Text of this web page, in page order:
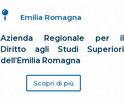
Emilia Romagna

Azienda Regionale per il
Diritto agli Studi Superiori
dell’Emilia Romagna
Scopri di più